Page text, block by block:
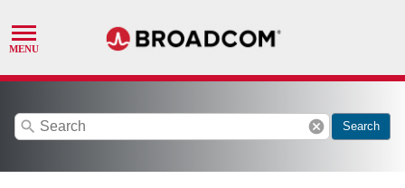
search cancel Search